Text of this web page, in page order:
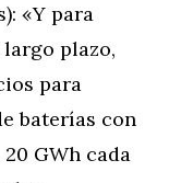
«Y para
plazo,
para
baterías con
GWh cada